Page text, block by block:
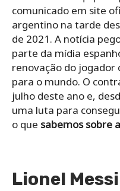
comunicado em site
argentino na tarde
de 2021. A notícia
parte da mídia
renovação do jogador
para o mundo. O
julho deste ano e,
uma luta para
o que sabemos sobre
Lionel